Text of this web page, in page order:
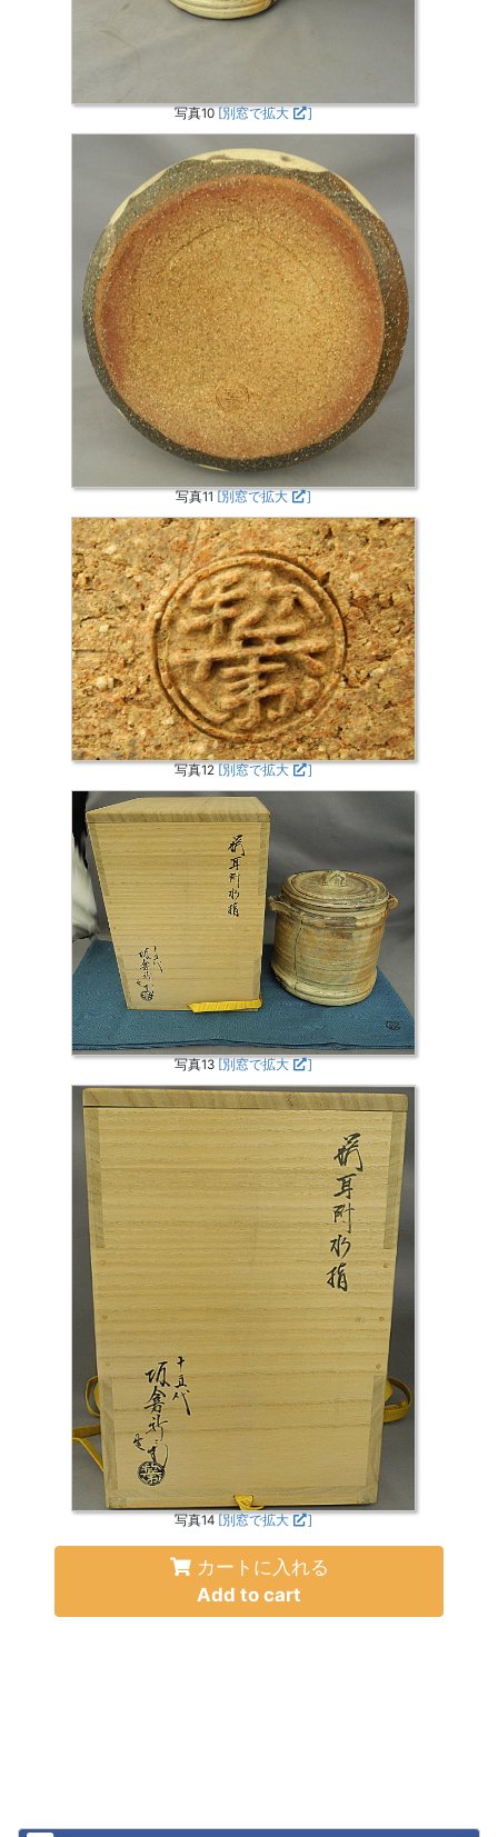
写真10[別窓で拡大 ]
写真11 [別窓で拡大 ]
写真12 [別窓で拡大 ]
写真13 [別窓で拡大 ]
写真14 [別窓で拡大 ]
カートに入れる
Add to cart